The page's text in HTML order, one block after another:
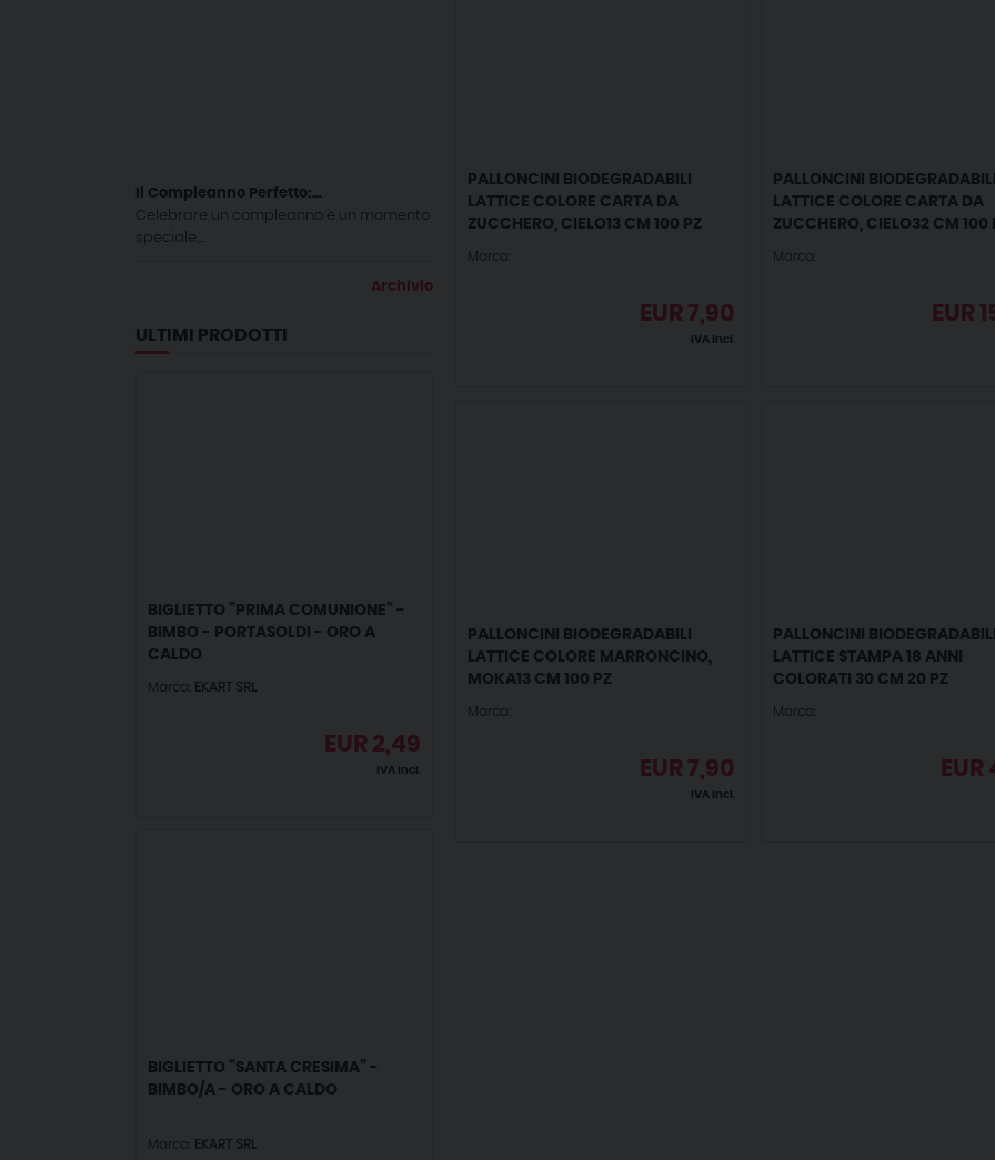
Il Compleanno Perfetto:...
Celebrare un compleanno è un momento
speciale,...
Archivio
ULTIMI PRODOTTI
BIGLIETTO ”PRIMA COMUNIONE” -
BIMBO - PORTASOLDI - ORO A
CALDO
Marca: EKART SRL
EUR 2,49
IVA incl.
BIGLIETTO ”SANTA CRESIMA” -
BIMBO/A - ORO A CALDO
Marca: EKART SRL
PALLONCINI BIODEGRADABILI
LATTICE COLORE CARTA DA
ZUCCHERO, CIELO13 CM 100 PZ
Marca:
EUR 7,90
IVA incl.
PALLONCINI
LATTICE COLORE CARTA DA
ZUCCHERO, CIELO32 CM 100
Marca:
EUR
PALLONCINI BIODEGRADABILI
LATTICE COLORE MARRONCINO,
MOKA13 CM 100 PZ
Marca:
EUR 7,90
IVA incl.
PALLONCINI
LATTICE STAMPA 18 ANNI
COLORATI 30 CM 20 PZ
Marca:
EUR